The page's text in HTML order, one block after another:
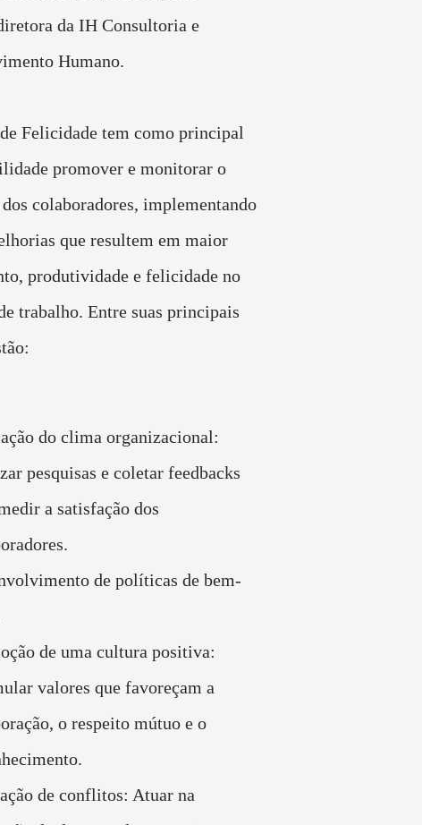
da IH Consultoria e
Humano.
Felicidade tem como principal
promover e monitorar o
colaboradores, implementando
que resultem em maior
produtividade e felicidade no
trabalho. Entre suas principais
do clima organizacional:
pesquisas e coletar feedbacks
a satisfação dos
de políticas de bem-
de uma cultura positiva:
valores que favoreçam a
o respeito mútuo e o
de conflitos: Atuar na